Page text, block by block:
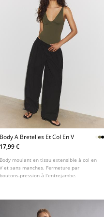
Body A Bretelles Et Col En V
17,99 €
Body moulant en tissu extensible à col en
V et sans manches. Fermeture par
boutons-pression à l’entrejambe.